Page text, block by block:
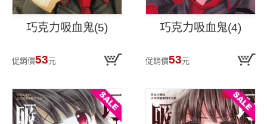
巧克力吸血鬼(5)
促銷價53元
巧克力吸血鬼(4)
促銷價53元